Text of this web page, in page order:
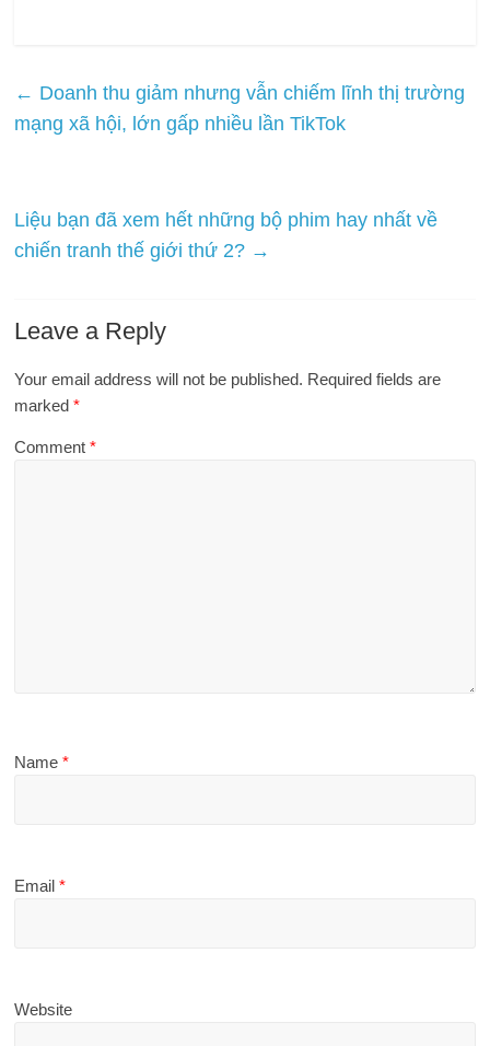
← Doanh thu giảm nhưng vẫn chiếm lĩnh thị trường
mạng xã hội, lớn gấp nhiều lần TikTok
Liệu bạn đã xem hết những bộ phim hay nhất về
chiến tranh thế giới thứ 2? →
Leave a Reply
Your email address will not be published. Required fields are
marked*
Comment*
Name*
Email*
Website